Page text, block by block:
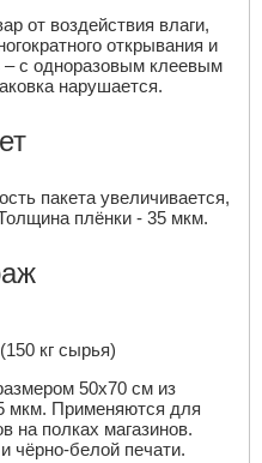
от воздействия влаги,
открывания и
– с одноразовым клеевым
нарушается.
пакета увеличивается,
плёнки - 35 мкм.
кг сырья)
50x70 см из
мкм. Применяются для
на полках магазинов.
чёрно-белой печати.